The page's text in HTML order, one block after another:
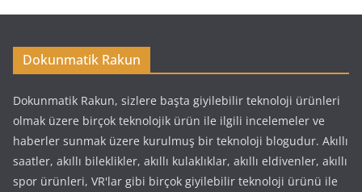
Dokunmatik Rakun
Dokunmatik Rakun, sizlere başta giyilebilir teknoloji ürünleri
olmak üzere birçok teknolojik ürün ile ilgili incelemeler ve
haberler sunmak üzere kurulmuş bir teknoloji blogudur. Akıllı
saatler, akıllı bileklikler, akıllı kulaklıklar, akıllı eldivenler, akıllı
spor ürünleri, VR'lar gibi birçok giyilebilir teknoloji ürünü ile